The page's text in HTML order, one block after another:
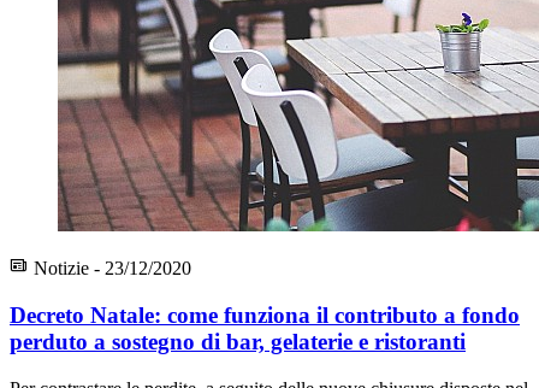
Notizie - 23/12/2020
Decreto Natale: come funziona il contributo a fondo
perduto a sostegno di bar, gelaterie e ristoranti